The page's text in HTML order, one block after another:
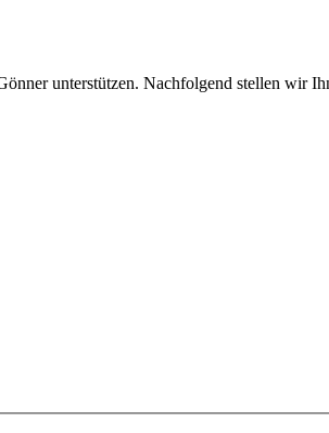
unterstützen. Nachfolgend stellen wir